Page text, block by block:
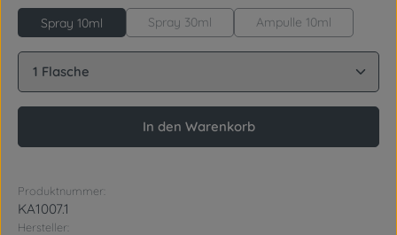
Spray 10ml Spray 30ml Ampulle 10ml
Produkt Anzahl: Gib den gewünschten Wert ein
In den Warenkorb
Produktnummer:
KA1007.1
Hersteller: